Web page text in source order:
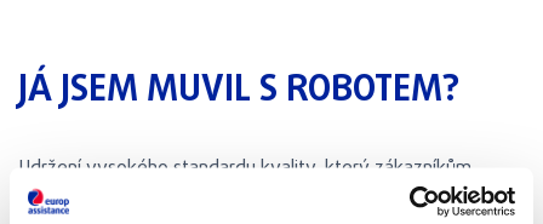
JÁ JSEM MUVIL S ROBOTEM?
Udržení vysokého standardu kvality, který zákazníkům
garantujeme, byla nutnost. Přestože jsme udělali maximum,